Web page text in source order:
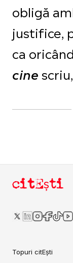
obligă
justifice,
ca
cine
citEști
Topuri citEști